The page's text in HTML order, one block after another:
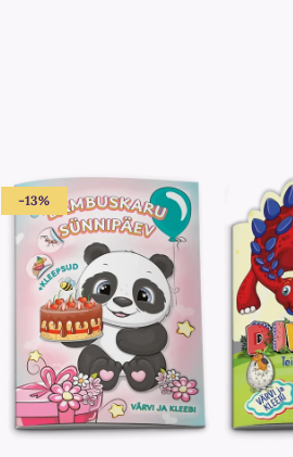
-13%